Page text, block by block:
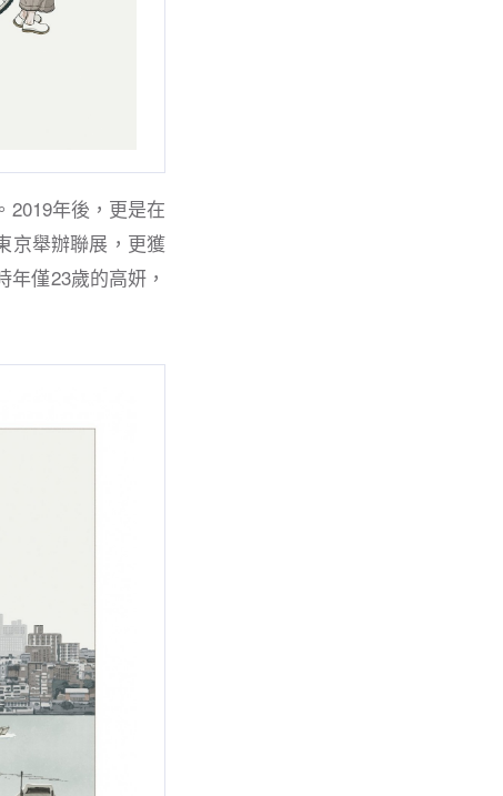
2019年後，更是在
京舉辦聯展，更獲
僅23歲的高妍，